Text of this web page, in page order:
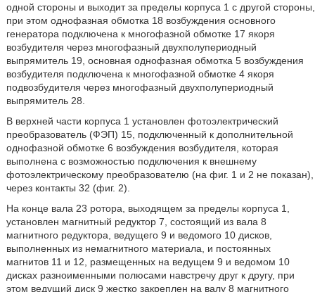
одной стороны и выходит за пределы корпуса 1 с другой стороны,
при этом однофазная обмотка 18 возбуждения основного
генератора подключена к многофазной обмотке 17 якоря
возбудителя через многофазный двухполупериодный
выпрямитель 19, основная однофазная обмотка 5 возбуждения
возбудителя подключена к многофазной обмотке 4 якоря
подвозбудителя через многофазный двухполупериодный
выпрямитель 28.
В верхней части корпуса 1 установлен фотоэлектрический
преобразователь (ФЭП) 15, подключенный к дополнительной
однофазной обмотке 6 возбуждения возбудителя, которая
выполнена с возможностью подключения к внешнему
фотоэлектрическому преобразователю (на фиг. 1 и 2 не показан),
через контакты 32 (фиг. 2).
На конце вала 23 ротора, выходящем за пределы корпуса 1,
установлен магнитный редуктор 7, состоящий из вала 8
магнитного редуктора, ведущего 9 и ведомого 10 дисков,
выполненных из немагнитного материала, и постоянных
магнитов 11 и 12, размещенных на ведущем 9 и ведомом 10
дисках разноименными полюсами навстречу друг к другу, при
этом ведущий диск 9 жестко закреплен на валу 8 магнитного